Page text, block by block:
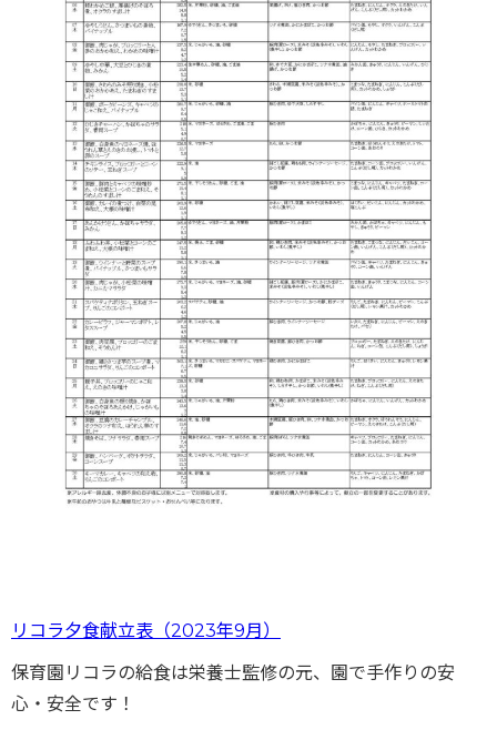
リコラ夕食献立表（2023年9月）
保育園リコラの給食は栄養士監修の元、園で手作りの安
心・安全です！